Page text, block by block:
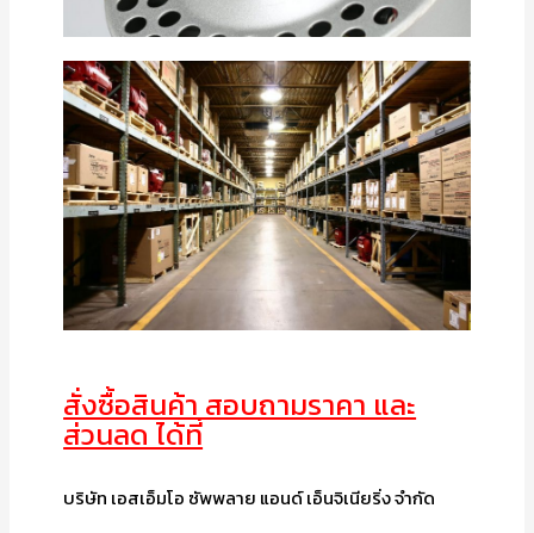
สั่งซื้อสินค้า สอบถามราคา และ
ส่วนลด ได้ที่
บริษัท เอสเอ็มโอ ซัพพลาย แอนด์ เอ็นจิเนียริ่ง จำกัด